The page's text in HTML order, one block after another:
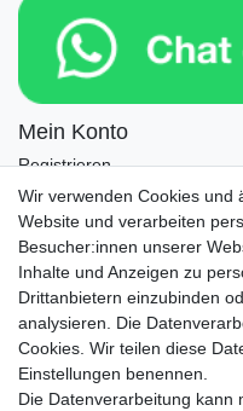
Mein Konto
Registrieren
Login
Newsletter
E-MAIL **
Newsletter
Honig
Hiermit bestätige ich, dass ich die
Einwilligung kann ich jederzeit
Wir verwenden Cookies und
Website und verarbeiten
Besucher:innen unserer
Inhalte und Anzeigen zu
Drittanbietern einzubinden
analysieren. Die
Cookies. Wir teilen diese
Einstellungen benennen.
Die Datenverarbeitung kann